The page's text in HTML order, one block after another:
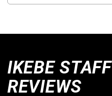
IKEBE STAFF
REVIEWS